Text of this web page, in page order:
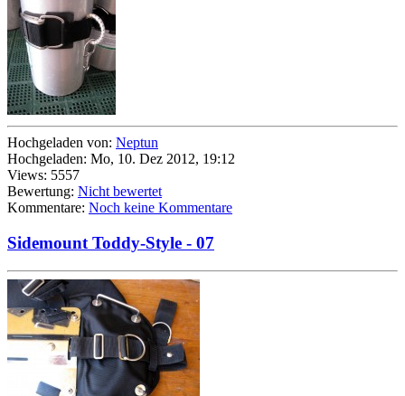
Hochgeladen von: Neptun
Hochgeladen: Mo, 10. Dez 2012, 19:12
Views: 5557
Bewertung: Nicht bewertet
Kommentare: Noch keine Kommentare
Sidemount Toddy-Style - 07